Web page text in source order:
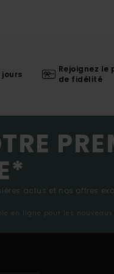
jours
Rejoignez le
de fidélité
actus et nos offres
en ligne pour les